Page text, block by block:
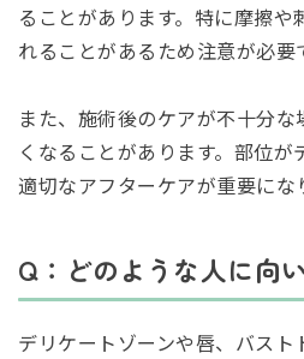
ることがあります。特に摩擦
れることがあるため注意が必要
また、施術後のケアが不十分
くなることがあります。部位が
適切なアフターケアが重要にな
Q：どのような人に向
デリケートゾーンや唇、バス